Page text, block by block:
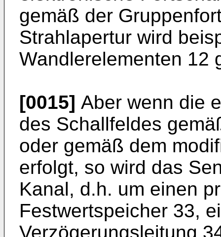
gemäß der
Strahlapertur wird
Wandlerelementen 12
[0015] Aber wenn die
des Schallfeldes
oder gemäß dem
erfolgt, so wird das
Kanal, d.h. um einen
Festwertspeicher 33,
Verzögerungsleitung